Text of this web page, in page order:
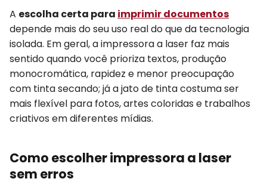
A escolha certa para imprimir documentos
depende mais do seu uso real do que da tecnologia
isolada. Em geral, a impressora a laser faz mais
sentido quando você prioriza textos, produção
monocromática, rapidez e menor preocupação
com tinta secando; já a jato de tinta costuma ser
mais flexível para fotos, artes coloridas e trabalhos
criativos em diferentes mídias.
Como escolher impressora a laser
sem erros